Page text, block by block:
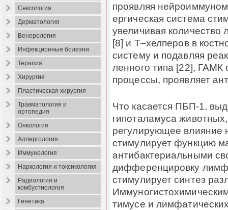
Сексология
Дерматология
Венерология
Инфекционные болезни
Терапия
Хирургия
Пластическая хирургия
Травматология и
ортопедия
Онкология
Аллергология
Иммунология
Наркология и токсикология
Радиология и
комбустиология
Генетика
проявляя
ергическая система
увеличивая
[8] и Т–хелперов в
систему и подавляя
ленного типа [22], ГАМК
процессы, проявляет
Что касается ПБП-1,
гипоталамуса
регули­ру­ющее влияние
стимулирует функцию
антибактериальными
диф­ференцировку
стимулирует синтез
тимусе и